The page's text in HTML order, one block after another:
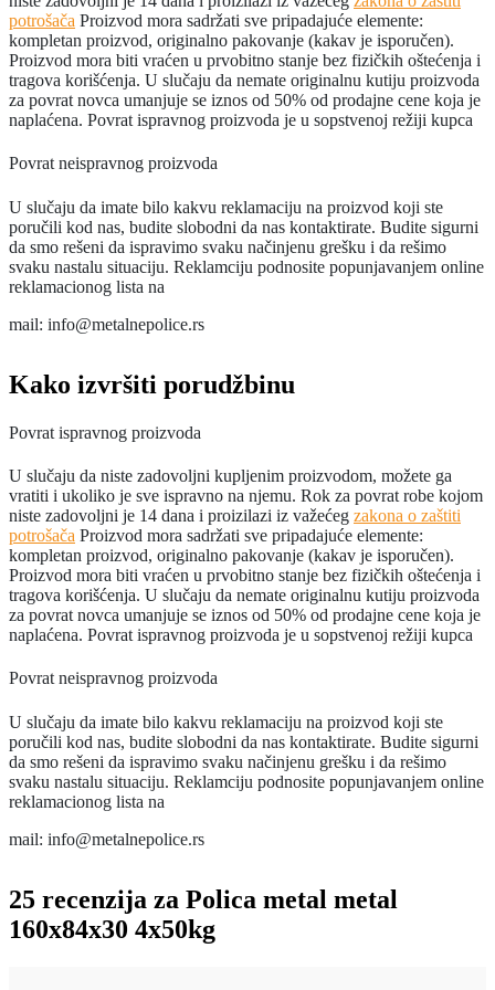
potrošača Proizvod mora sadržati sve pripadajuće elemente:
kompletan proizvod, originalno pakovanje (kakav je isporučen).
Proizvod mora biti vraćen u prvobitno stanje bez fizičkih oštećenja i
tragova korišćenja. U slučaju da nemate originalnu kutiju proizvoda
za povrat novca umanjuje se iznos od 50% od prodajne cene koja je
naplaćena. Povrat ispravnog proizvoda je u sopstvenoj režiji kupca
Povrat neispravnog proizvoda
U slučaju da imate bilo kakvu reklamaciju na proizvod koji ste
poručili kod nas, budite slobodni da nas kontaktirate. Budite sigurni
da smo rešeni da ispravimo svaku načinjenu grešku i da rešimo
svaku nastalu situaciju. Reklamciju podnosite popunjavanjem online
reklamacionog lista na
mail: info@metalnepolice.rs
Kako izvršiti porudžbinu
Povrat ispravnog proizvoda
U slučaju da niste zadovoljni kupljenim proizvodom, možete ga
vratiti i ukoliko je sve ispravno na njemu. Rok za povrat robe kojom
niste zadovoljni je 14 dana i proizilazi iz važećeg zakona o zaštiti
potrošača Proizvod mora sadržati sve pripadajuće elemente:
kompletan proizvod, originalno pakovanje (kakav je isporučen).
Proizvod mora biti vraćen u prvobitno stanje bez fizičkih oštećenja i
tragova korišćenja. U slučaju da nemate originalnu kutiju proizvoda
za povrat novca umanjuje se iznos od 50% od prodajne cene koja je
naplaćena. Povrat ispravnog proizvoda je u sopstvenoj režiji kupca
Povrat neispravnog proizvoda
U slučaju da imate bilo kakvu reklamaciju na proizvod koji ste
poručili kod nas, budite slobodni da nas kontaktirate. Budite sigurni
da smo rešeni da ispravimo svaku načinjenu grešku i da rešimo
svaku nastalu situaciju. Reklamciju podnosite popunjavanjem online
reklamacionog lista na
mail: info@metalnepolice.rs
25 recenzija za Polica metal metal
160x84x30 4x50kg